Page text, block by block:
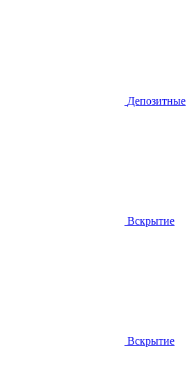
Депозитные
Вскрытие
Вскрытие